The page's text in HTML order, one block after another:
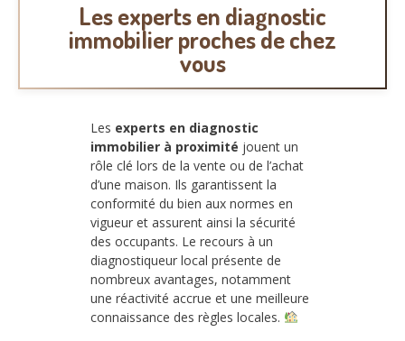
Les experts en diagnostic
immobilier proches de chez
vous
Les experts en diagnostic
immobilier à proximité jouent un
rôle clé lors de la vente ou de l’achat
d’une maison. Ils garantissent la
conformité du bien aux normes en
vigueur et assurent ainsi la sécurité
des occupants. Le recours à un
diagnostiqueur local présente de
nombreux avantages, notamment
une réactivité accrue et une meilleure
connaissance des règles locales.